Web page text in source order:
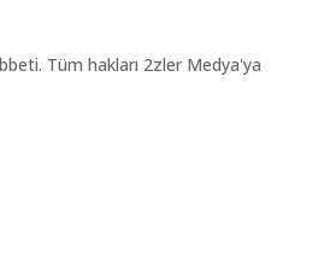
Tüm hakları 2zler Medya'ya